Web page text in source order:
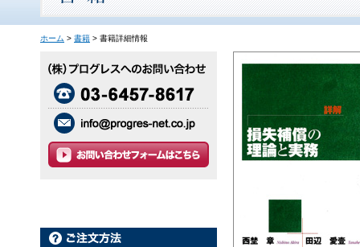
ホーム > 書籍 > 書籍詳細情報